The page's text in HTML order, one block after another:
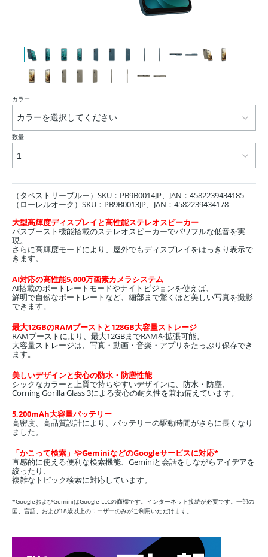
カラー
数量
（タペストリーブルー）SKU：PB9B0014JP、JAN： 4582239434185
（ローレルオーク）SKU：PB9B0013JP、JAN： 4582239434178
大型高輝度ディスプレイと高性能ステレオスピーカー
バスブースト機能搭載のステレオスピーカーでパワフルな低音を実
現。
さらに高輝度モードにより、屋外でもディスプレイをはっきり表示で
きます。
AI対応の高性能5,000万画素カメラシステム
AI搭載のポートレートモードやナイトビジョンを使えば、
鮮明で自然なポートレートなど、細部まで驚くほど美しい写真を撮影
できます。
最大12GBのRAMブーストと128GB大容量ストレージ
RAMブーストにより、最大12GBまでRAMを拡張可能。
大容量ストレージは、写真・動画・音楽・アプリをたっぷり保存でき
ます。
美しいデザインと安心の防水・防塵性能
シックなカラーと上質で持ちやすいデザインに、防水・防塵、
Corning Gorilla Glass 3による安心の耐久性を兼ね備えています。
5,200mAh大容量バッテリー
高密度、高品質設計により、バッテリーの駆動時間がさらに長くなり
ました。
「かこって検索」やGeminiなどのGoogleサービスに対応*
直感的に使える便利な検索機能、Geminiと会話をしながらアイデアを
絞ったり、
複雑なトピック検索に対応しています。
*GoogleおよびGeminiはGoogle LLCの商標です。インターネット接続が必要です。一部の
国、言語、および18歳以上のユーザーのみがご利用いただけます。